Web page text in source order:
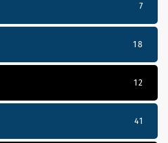
7
18
12
41